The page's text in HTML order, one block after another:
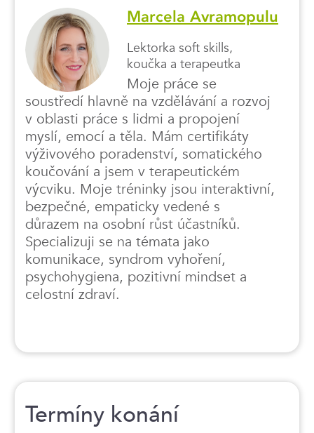
Marcela Avramopulu
Lektorka soft skills,
koučka a terapeutka
Moje práce se
soustředí hlavně na vzdělávání a rozvoj
v oblasti práce s lidmi a propojení
myslí, emocí a těla. Mám certifikáty
výživového poradenství, somatického
koučování a jsem v terapeutickém
výcviku. Moje tréninky jsou interaktivní,
bezpečné, empaticky vedené s
důrazem na osobní růst účastníků.
Specializuji se na témata jako
komunikace, syndrom vyhoření,
psychohygiena, pozitivní mindset a
celostní zdraví.
Termíny konání